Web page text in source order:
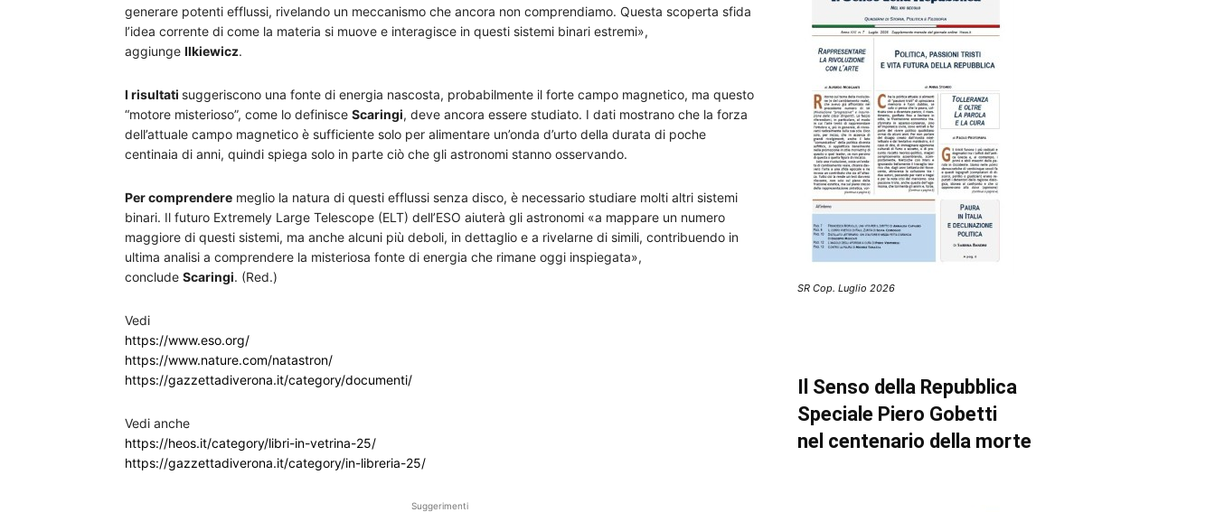
generare potenti efflussi, rivelando un meccanismo che ancora non comprendiamo. Questa scoperta sfida
l’idea corrente di come la materia si muove e interagisce in questi sistemi binari estremi»,
aggiunge Ilkiewicz.
I risultati suggeriscono una fonte di energia nascosta, probabilmente il forte campo magnetico, ma questo
“motore misterioso”, come lo definisce Scaringi, deve ancora essere studiato. I dati mostrano che la forza
dell’attuale campo magnetico è sufficiente solo per alimentare un’onda d’urto della durata di poche
centinaia di anni, quindi spiega solo in parte ciò che gli astronomi stanno osservando.
Per comprendere meglio la natura di questi efflussi senza disco, è necessario studiare molti altri sistemi
binari. Il futuro Extremely Large Telescope (ELT) dell’ESO aiuterà gli astronomi «a mappare un numero
maggiore di questi sistemi, ma anche alcuni più deboli, in dettaglio e a rivelarne di simili, contribuendo in
ultima analisi a comprendere la misteriosa fonte di energia che rimane oggi inspiegata»,
conclude Scaringi. (Red.)
Vedi
https://www.eso.org/
https://www.nature.com/natastron/
https://gazzettadiverona.it/category/documenti/
Vedi anche
https://heos.it/category/libri-in-vetrina-25/
https://gazzettadiverona.it/category/in-libreria-25/
Suggerimenti
SR Cop. Luglio 2026
Il Senso della Repubblica
Speciale Piero Gobetti
nel centenario della morte